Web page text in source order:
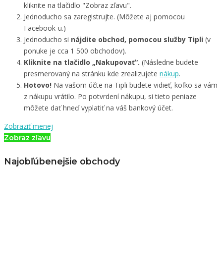
kliknite na tlačidlo "Zobraz zľavu".
Jednoducho sa zaregistrujte. (Môžete aj pomocou
Facebook-u.)
Jednoducho si nájdite obchod, pomocou služby Tipli (v
ponuke je cca 1 500 obchodov).
Kliknite na tlačidlo „Nakupovať“. (Následne budete
presmerovaný na stránku kde zrealizujete nákup.
Hotovo! Na vašom účte na Tipli budete vidieť, koľko sa vám
z nákupu vrátilo. Po potvrdení nákupu, si tieto peniaze
môžete dať hneď vyplatiť na váš bankový účet.
Zobraziť menej
Zobraz zľavu
Najobľúbenejšie obchody